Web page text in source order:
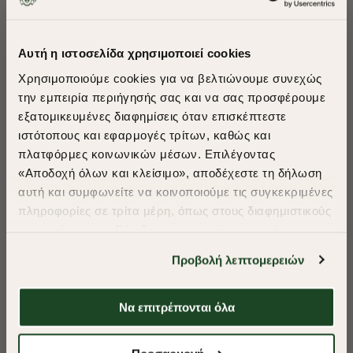
Αυτή η ιστοσελίδα χρησιμοποιεί cookies
Χρησιμοποιούμε cookies για να βελτιώνουμε συνεχώς
την εμπειρία περιήγησής σας και να σας προσφέρουμε
εξατομικευμένες διαφημίσεις όταν επισκέπτεστε
ιστότοπους και εφαρμογές τρίτων, καθώς και
πλατφόρμες κοινωνικών μέσων. Επιλέγοντας
«Αποδοχή όλων και κλείσιμο», αποδέχεστε τη δήλωση
αυτή και συμφωνείτε να κοινοποιούμε τις συγκεκριμένες
πληροφορίες σε τρίτα μέρη, όπως στους διαφημιστικούς
απαιτούμενα cookies» και θα περιοριστούμε
στα cookies και τις τεχνολογίες που είναι απολύτως
απαραίτητα για την ασφαλή απόδοση και
λειτουργικότητα της ιστοσελίδας μας. Ωστόσο, λάβετε
Προβολή λεπτομερειών
Να επιτρέπονται όλα
​
A Season of Style
SUMMER SALE
Shop Now